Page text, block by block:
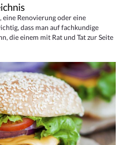
eine Renovierung oder eine
dass man auf fachkundige
die einem mit Rat und Tat zur Seite